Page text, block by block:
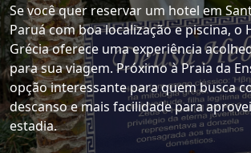
Se você quer reservar um hotel em
Paruá com boa localização e piscina, o
Grécia oferece uma experiência
para sua viagem. Próximo à Praia da
opção interessante para quem busca
descanso e mais facilidade para
estadia.